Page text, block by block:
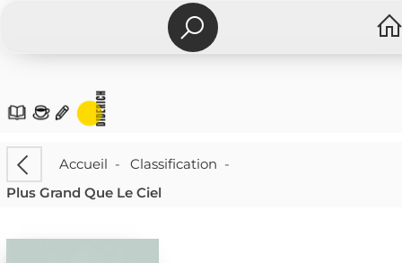
Accueil - Classification -
Plus Grand Que Le Ciel